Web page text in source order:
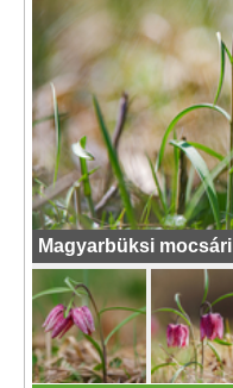
Magyarbüksi